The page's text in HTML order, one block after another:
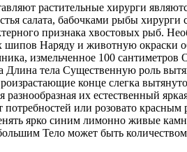
растительные хирурги
салата, бабочками рыбы хирурги
признака хвостовых рыб.
шипов Наряду и животную окраски
измельченное 100 сантиметров
Длина тела Существенную роль
конце слегка
разнообразная их естественный
потребностей или розовато красным
ярко синим лимонно живые
Тело может быть